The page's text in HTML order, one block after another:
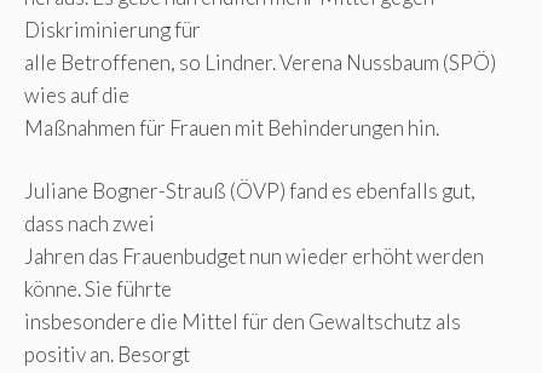
Diskriminierung für
alle Betroffenen, so Lindner. Verena Nussbaum (SPÖ)
wies auf die
Maßnahmen für Frauen mit Behinderungen hin.
Juliane Bogner-Strauß (ÖVP) fand es ebenfalls gut,
dass nach zwei
Jahren das Frauenbudget nun wieder erhöht werden
könne. Sie führte
insbesondere die Mittel für den Gewaltschutz als
positiv an. Besorgt